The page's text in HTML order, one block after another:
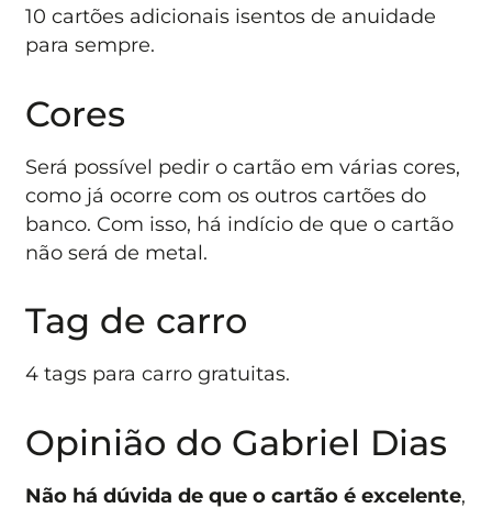
10 cartões adicionais isentos de anuidade
para sempre.
Cores
Será possível pedir o cartão em várias cores,
como já ocorre com os outros cartões do
banco. Com isso, há indício de que o cartão
não será de metal.
Tag de carro
4 tags para carro gratuitas.
Opinião do Gabriel Dias
Não há dúvida de que o cartão é excelente,